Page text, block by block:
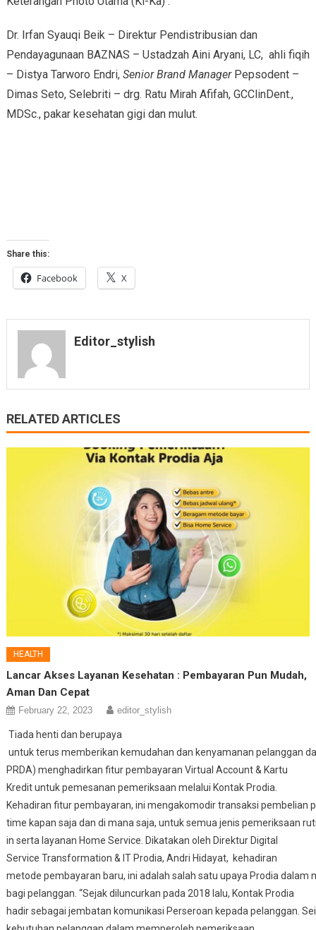
Dr. Irfan Syauqi Beik – Direktur Pendistribusian dan
Pendayagunaan BAZNAS – Ustadzah Aini Aryani, LC, ahli fiqih
– Distya Tarworo Endri, Senior Brand ManagerPepsodent –
Dimas Seto, Selebriti – drg. Ratu Mirah Afifah, GCClinDent.,
MDSc., pakar kesehatan gigi dan mulut.
Share this:
Facebook X
Editor_stylish
RELATED ARTICLES
HEALTH
Lancar Akses Layanan Kesehatan : Pembayaran Pun Mudah,
Aman Dan Cepat
February 22, 2023 editor_stylish
Tiada henti dan berupaya
untuk terus memberikan kemudahan dan kenyamanan pelanggan
PRDA) menghadirkan fitur pembayaran Virtual Account & Kartu
Kredit untuk pemesanan pemeriksaan melalui Kontak Prodia.
Kehadiran fitur pembayaran, ini mengakomodir transaksi
time kapan saja dan di mana saja, untuk semua jenis pemeriksaan
in serta layanan Home Service. Dikatakan oleh Direktur Digital
Service Transformation & IT Prodia, Andri Hidayat, kehadiran
metode pembayaran baru, ini adalah salah satu upaya Prodia
bagi pelanggan. “Sejak diluncurkan pada 2018 lalu, Kontak Prodia
hadir sebagai jembatan komunikasi Perseroan kepada pelanggan.